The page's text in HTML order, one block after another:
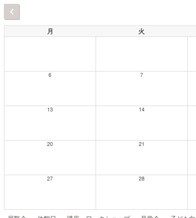
月 火
6 7
13 14
20 21
27 28